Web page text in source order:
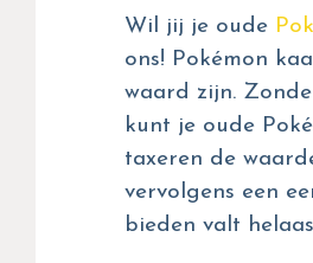
Wil jij je oude
ons! Pokémon
waard zijn.
kunt je oude
taxeren de
vervolgens een
bieden valt